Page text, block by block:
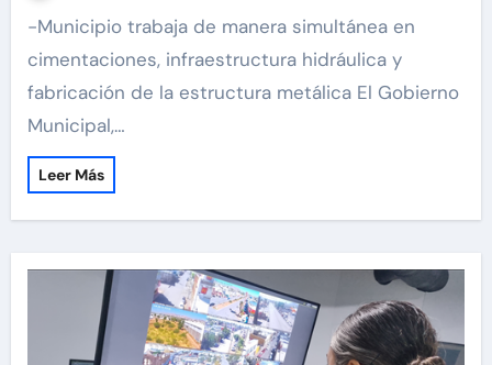
-Municipio trabaja de manera simultánea en
cimentaciones, infraestructura hidráulica y
fabricación de la estructura metálica El Gobierno
Municipal,…
Leer Más